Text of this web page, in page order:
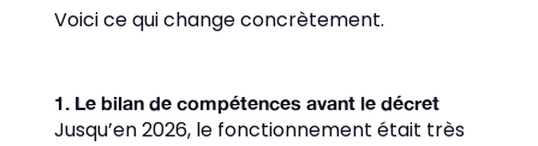
Voici ce qui change concrètement.
1. Le bilan de compétences avant le décret
Jusqu’en 2026, le fonctionnement était très